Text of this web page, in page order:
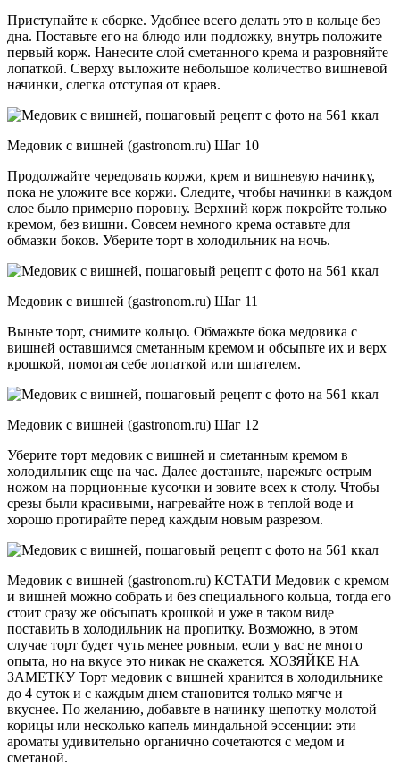
Приступайте к сборке. Удобнее всего делать это в кольце без
дна. Поставьте его на блюдо или подложку, внутрь положите
первый корж. Нанесите слой сметанного крема и разровняйте
лопаткой. Сверху выложите небольшое количество вишневой
начинки, слегка отступая от краев.
Медовик с вишней (gastronom.ru) Шаг 10
Продолжайте чередовать коржи, крем и вишневую начинку,
пока не уложите все коржи. Следите, чтобы начинки в каждом
слое было примерно поровну. Верхний корж покройте только
кремом, без вишни. Совсем немного крема оставьте для
обмазки боков. Уберите торт в холодильник на ночь.
Медовик с вишней (gastronom.ru) Шаг 11
Выньте торт, снимите кольцо. Обмажьте бока медовика с
вишней оставшимся сметанным кремом и обсыпьте их и верх
крошкой, помогая себе лопаткой или шпателем.
Медовик с вишней (gastronom.ru) Шаг 12
Уберите торт медовик с вишней и сметанным кремом в
холодильник еще на час. Далее достаньте, нарежьте острым
ножом на порционные кусочки и зовите всех к столу. Чтобы
срезы были красивыми, нагревайте нож в теплой воде и
хорошо протирайте перед каждым новым разрезом.
Медовик с вишней (gastronom.ru) КСТАТИ Медовик с кремом
и вишней можно собрать и без специального кольца, тогда его
стоит сразу же обсыпать крошкой и уже в таком виде
поставить в холодильник на пропитку. Возможно, в этом
случае торт будет чуть менее ровным, если у вас не много
опыта, но на вкусе это никак не скажется. ХОЗЯЙКЕ НА
ЗАМЕТКУ Торт медовик с вишней хранится в холодильнике
до 4 суток и с каждым днем становится только мягче и
вкуснее. По желанию, добавьте в начинку щепотку молотой
корицы или несколько капель миндальной эссенции: эти
ароматы удивительно органично сочетаются с медом и
сметаной.